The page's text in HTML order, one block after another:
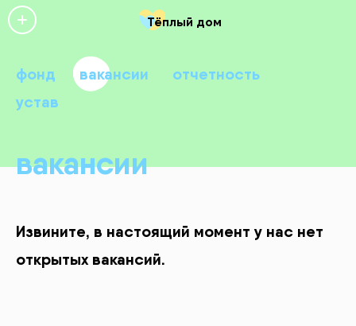
Тёплый дом
вакансии
фонд вакансии
отчетность
устав
Извините, в настоящий момент у нас нет
открытых вакансий.